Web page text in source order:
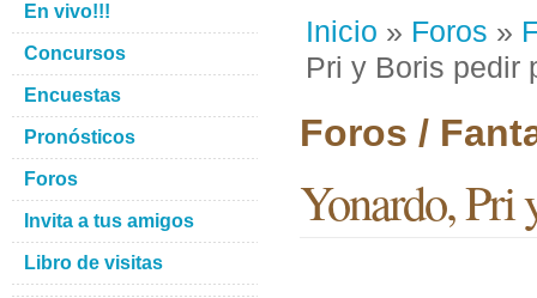
Inicio » Foros »
Pri y Boris pedir
Foros /
Yonardo, Pri
En vivo!!!
Concursos
Encuestas
Pronósticos
Foros
Invita a tus amigos
Libro de visitas